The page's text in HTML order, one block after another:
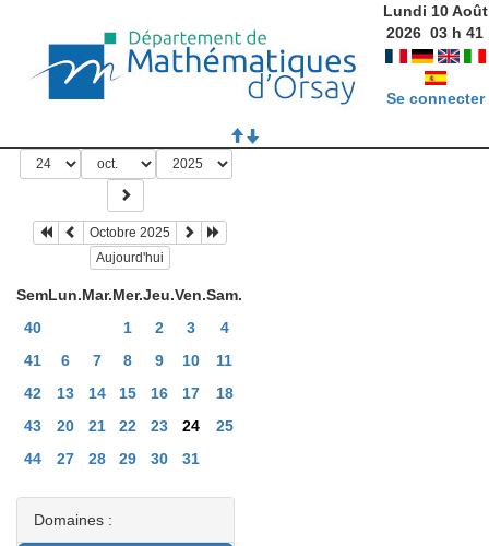
Lundi 10 Août
2026 03 h41
Se connecter
Octobre 2025
Aujourd'hui
SemLun.Mar.Mer.Jeu.Ven.Sam.
40
1 2 3
4
41
6 7 8 9 10
11
42
13 14 15 16 17
18
43
20 21 22 23 24
25
44
27 28 29 30 31
Domaines :